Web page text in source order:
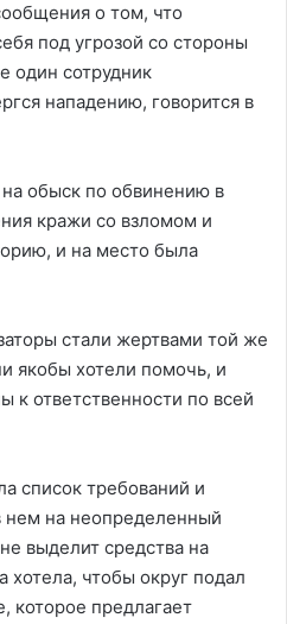
о том, что
под угрозой со стороны
один сотрудник
нападению, говорится в
обыск по обвинению в
кражи со взломом и
и на место была
стали жертвами той же
якобы хотели помочь, и
ответственности по всей
список требований и
нем на неопределенный
выделит средства на
хотела, чтобы округ подал
которое предлагает